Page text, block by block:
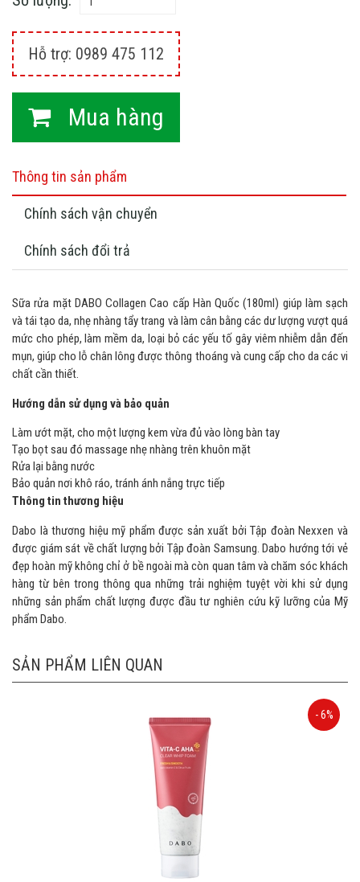
Hỗ trợ: 0989 475 112
Mua hàng
Thông tin sản phẩm
Chính sách vận chuyển
Chính sách đổi trả
Sữa rửa mặt DABO Collagen Cao cấp Hàn Quốc (180ml) giúp làm sạch
và tái tạo da, nhẹ nhàng tẩy trang và làm cân bằng các dư lượng vượt quá
mức cho phép, làm mềm da, loại bỏ các yếu tố gây viêm nhiễm dẫn đến
mụn, giúp cho lỗ chân lông được thông thoáng và cung cấp cho da các vi
chất cần thiết.
Hướng dẫn sử dụng và bảo quản
Làm ướt mặt, cho một lượng kem vừa đủ vào lòng bàn tay
Tạo bọt sau đó massage nhẹ nhàng trên khuôn mặt
Rửa lại bằng nước
Bảo quản nơi khô ráo, tránh ánh nắng trực tiếp
Thông tin thương hiệu
Dabo là thương hiệu mỹ phẩm được sản xuất bởi Tập đoàn Nexxen và
được giám sát về chất lượng bởi Tập đoàn Samsung. Dabo hướng tới vẻ
đẹp hoàn mỹ không chỉ ở bề ngoài mà còn quan tâm và chăm sóc khách
hàng từ bên trong thông qua những trải nghiệm tuyệt vời khi sử dụng
những sản phẩm chất lượng được đầu tư nghiên cứu kỹ lưỡng của Mỹ
phẩm Dabo.
SẢN PHẨM LIÊN QUAN
- 6%